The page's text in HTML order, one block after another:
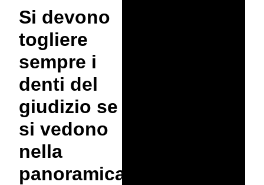
Si devono
togliere
sempre i
denti del
giudizio se
si vedono
nella
panoramica?